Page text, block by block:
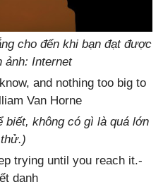
cho đến khi bạn đạt được
ảnh: Internet
and nothing too big to
Van Horne
biết, không có gì là quá lớn
trying until you reach it.-
danh